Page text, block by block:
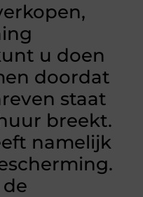
u doen
doordat
staat
breekt.
namelijk